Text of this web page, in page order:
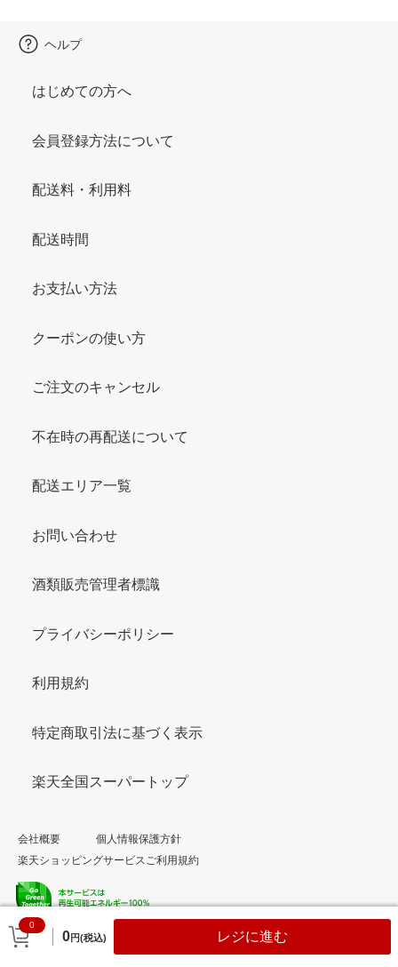
0
0円(税込) レジに進む
ヘルプ
はじめての方へ
会員登録方法について
配送料・利用料
配送時間
お支払い方法
クーポンの使い方
ご注文のキャンセル
不在時の再配送について
配送エリア一覧
お問い合わせ
酒類販売管理者標識
プライバシーポリシー
利用規約
特定商取引法に基づく表示
楽天全国スーパートップ
会社概要
個人情報保護方針
楽天ショッピングサービスご利用規約
© Rakuten Group, Inc.